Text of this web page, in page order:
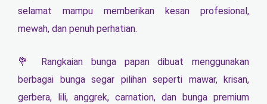
selamat mampu memberikan kesan profesional,
mewah, dan penuh perhatian.
💐 Rangkaian bunga papan dibuat menggunakan
berbagai bunga segar pilihan seperti mawar, krisan,
gerbera, lili, anggrek, carnation, dan bunga premium